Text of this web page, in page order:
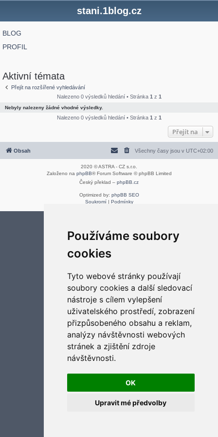
Používáme soubory
cookies
Tyto webové stránky používají
soubory cookies a další sledovací
nástroje s cílem vylepšení
uživatelského prostředí, zobrazení
přizpůsobeného obsahu a reklam,
analýzy návštěvnosti webových
stránek a zjištění zdroje
návštěvnosti.
OK
Upravit mé předvolby
stani.1blog.cz
BLOG
PROFIL
Aktivní témata
Přejít na rozšířené vyhledávání
Nalezeno 0 výsledků hledání • Stránka 1 z 1
Nebyly nalezeny žádné vhodné výsledky.
Nalezeno 0 výsledků hledání • Stránka 1 z 1
Přejít na
Obsah Všechny časy jsou v UTC+02:00
2020 © ASTRA - CZ s.r.o.
Založeno na phpBB® Forum Software © phpBB Limited
Český překlad – phpBB.cz
Optimized by: phpBB SEO
Soukromí| Podmínky